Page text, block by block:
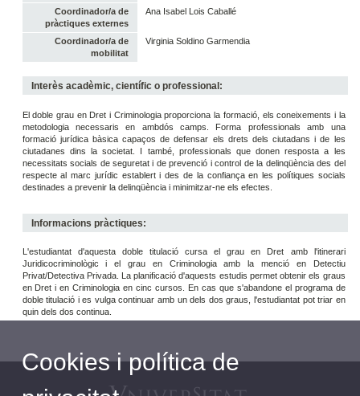
Coordinador/a de
pràctiques externes
Ana Isabel Lois Caballé
Coordinador/a de
mobilitat
Virginia Soldino Garmendia
Interès acadèmic, científic o professional:
El doble grau en Dret i Criminologia proporciona la formació, els coneixements i la
metodologia necessaris en ambdós camps. Forma professionals amb una
formació jurídica bàsica capaços de defensar els drets dels ciutadans i de les
ciutadanes dins la societat. I també, professionals que donen resposta a les
necessitats socials de seguretat i de prevenció i control de la delinqüència des del
respecte al marc jurídic establert i des de la confiança en les polítiques socials
destinades a prevenir la delinqüència i minimitzar-ne els efectes.
Informacions pràctiques:
L'estudiantat d'aquesta doble titulació cursa el grau en Dret amb l'itinerari
Juridicocriminològic i el grau en Criminologia amb la menció en Detectiu
Privat/Detectiva Privada. La planificació d'aquests estudis permet obtenir els graus
en Dret i en Criminologia en cinc cursos. En cas que s'abandone el programa de
doble titulació i es vulga continuar amb un dels dos graus, l'estudiantat pot triar en
quin dels dos continua.
Cookies i política de